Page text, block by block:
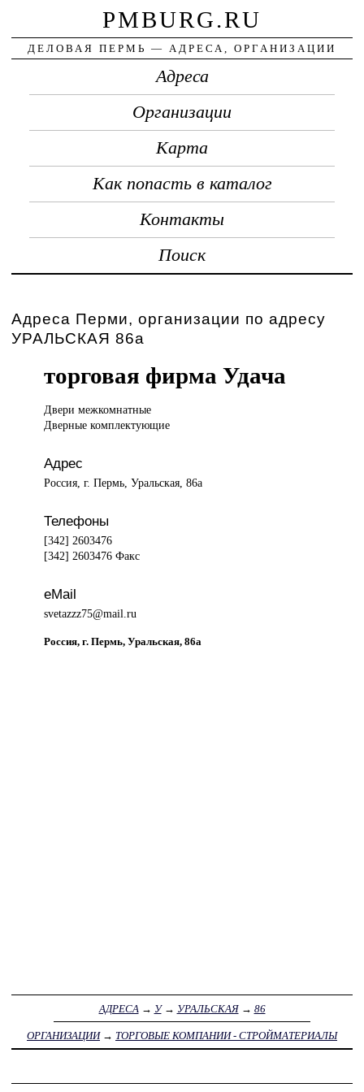
PMBURG.RU
ДЕЛОВАЯ ПЕРМЬ — АДРЕСА, ОРГАНИЗАЦИИ
Адреса
Организации
Карта
Как попасть в каталог
Контакты
Поиск
Адреса Перми, организации по адресу
УРАЛЬСКАЯ 86а
торговая фирма Удача
Двери межкомнатные
Дверные комплектующие
Адрес
Россия, г. Пермь, Уральская, 86а
Телефоны
[342] 2603476
[342] 2603476 Факс
eMail
svetazzz75@mail.ru
Россия, г. Пермь, Уральская, 86а
АДРЕСА → У→ УРАЛЬСКАЯ→ 86
ОРГАНИЗАЦИИ→ ТОРГОВЫЕ КОМПАНИИ - СТРОЙМАТЕРИАЛЫ